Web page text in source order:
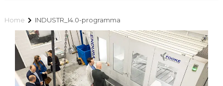
Home INDUSTR_I4.0-programma